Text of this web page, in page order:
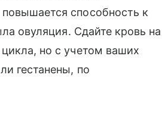
способность к
овуляция. Сдайте кровь на
но с учетом ваших
гестанены, по